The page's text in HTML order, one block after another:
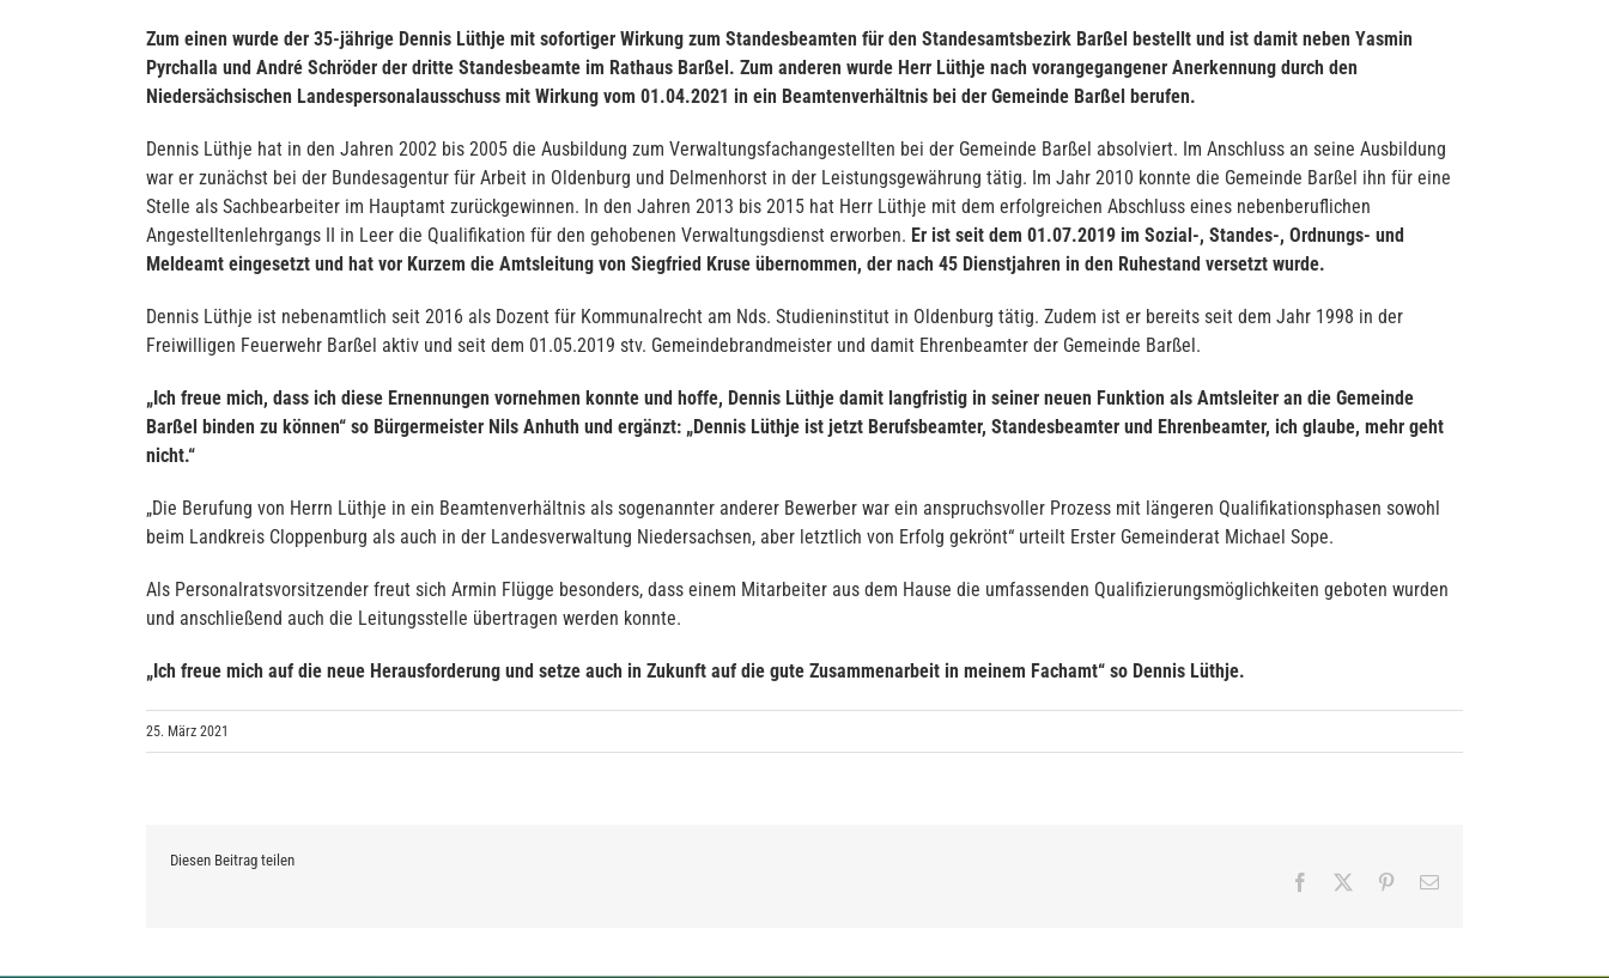
Zum einen wurde der 35-jährige Dennis Lüthje mit sofortiger Wirkung zum Standesbeamten für den Standesamtsbezirk Barßel bestellt und ist damit neben Yasmin
Pyrchalla und André Schröder der dritte Standesbeamte im Rathaus Barßel. Zum anderen wurde Herr Lüthje nach vorangegangener Anerkennung durch den
Niedersächsischen Landespersonalausschuss mit Wirkung vom 01.04.2021 in ein Beamtenverhältnis bei der Gemeinde Barßel berufen.
Dennis Lüthje hat in den Jahren 2002 bis 2005 die Ausbildung zum Verwaltungsfachangestellten bei der Gemeinde Barßel absolviert. Im Anschluss an seine Ausbildung
war er zunächst bei der Bundesagentur für Arbeit in Oldenburg und Delmenhorst in der Leistungsgewährung tätig. Im Jahr 2010 konnte die Gemeinde Barßel ihn für eine
Stelle als Sachbearbeiter im Hauptamt zurückgewinnen. In den Jahren 2013 bis 2015 hat Herr Lüthje mit dem erfolgreichen Abschluss eines nebenberuflichen
Angestelltenlehrgangs II in Leer die Qualifikation für den gehobenen Verwaltungsdienst erworben. Er ist seit dem 01.07.2019 im Sozial-, Standes-, Ordnungs- und
Meldeamt eingesetzt und hat vor Kurzem die Amtsleitung von Siegfried Kruse übernommen, der nach 45 Dienstjahren in den Ruhestand versetzt wurde.
Dennis Lüthje ist nebenamtlich seit 2016 als Dozent für Kommunalrecht am Nds. Studieninstitut in Oldenburg tätig. Zudem ist er bereits seit dem Jahr 1998 in der
Freiwilligen Feuerwehr Barßel aktiv und seit dem 01.05.2019 stv. Gemeindebrandmeister und damit Ehrenbeamter der Gemeinde Barßel.
„Ich freue mich, dass ich diese Ernennungen vornehmen konnte und hoffe, Dennis Lüthje damit langfristig in seiner neuen Funktion als Amtsleiter an die Gemeinde
Barßel binden zu können“ so Bürgermeister Nils Anhuth und ergänzt: „Dennis Lüthje ist jetzt Berufsbeamter, Standesbeamter und Ehrenbeamter, ich glaube, mehr geht
nicht.“
„Die Berufung von Herrn Lüthje in ein Beamtenverhältnis als sogenannter anderer Bewerber war ein anspruchsvoller Prozess mit längeren Qualifikationsphasen sowohl
beim Landkreis Cloppenburg als auch in der Landesverwaltung Niedersachsen, aber letztlich von Erfolg gekrönt“ urteilt Erster Gemeinderat Michael Sope.
Als Personalratsvorsitzender freut sich Armin Flügge besonders, dass einem Mitarbeiter aus dem Hause die umfassenden Qualifizierungsmöglichkeiten geboten wurden
und anschließend auch die Leitungsstelle übertragen werden konnte.
„Ich freue mich auf die neue Herausforderung und setze auch in Zukunft auf die gute Zusammenarbeit in meinem Fachamt“ so Dennis Lüthje.
25. März 2021
Diesen Beitrag teilen
Facebook Pinterest
E-